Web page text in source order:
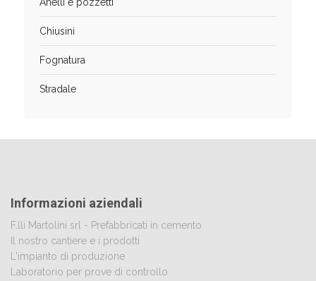
Chiusini
Fognatura
Stradale
Informazioni aziendali
F.lli Martolini srl - Prefabbricati in cemento
Il nostro cantiere e i prodotti
L'impianto di produzione
Laboratorio per prove di controllo